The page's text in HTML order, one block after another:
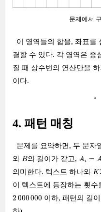
문제에서
이 영역들의 합을, 좌표를
결할 수 있다. 각 영역은 중
질 때 상수번의 연산만을
이다.
4. 패턴 매칭
문제를 요약하면, 두 문자
와 B
B의 길이가 같고, Ai =
A
의미한다. 텍스트 하나와 K
K
이 텍스트에 등장하는 횟수
2 000000
2 000000 이하, 패턴의 길